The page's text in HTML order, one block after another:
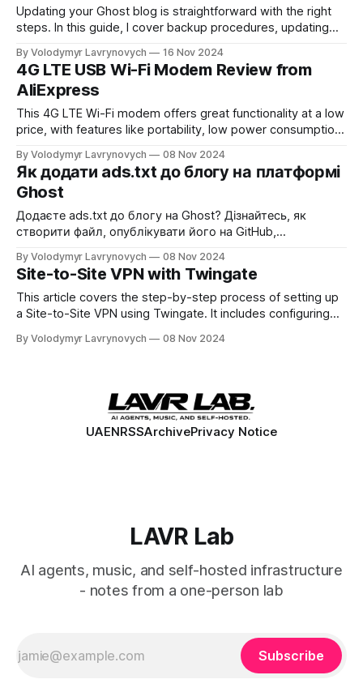
Updating your Ghost blog is straightforward with the right
steps. In this guide, I cover backup procedures, updating
everything works smoothly afterward. A quick and efficient
process for a seamless update.
By Volodymyr Lavrynovych 16 Nov 2024
4G LTE USB Wi-Fi Modem Review from
AliExpress
This 4G LTE Wi-Fi modem offers great functionality at a low
price, with features like portability, low power consumption,
be a concern for public networks. For personal use, it's a
great solution at a low cost.
By Volodymyr Lavrynovych 08 Nov 2024
Як додати ads.txt до блогу на платформі
Ghost
Додаєте ads.txt до блогу на Ghost? Дізнайтесь, як
створити файл, опублікувати його на GitHub,
перевірити коректність роботи. Це простий спосіб
забезпечити відповідність стандартам реклами для
вашого блогу.
By Volodymyr Lavrynovych 08 Nov 2024
Site-to-Site VPN with Twingate
This article covers the step-by-step process of setting up
a Site-to-Site VPN using Twingate. It includes configuring
between two networks, offering a reliable solution for
By Volodymyr Lavrynovych 08 Nov 2024
UAENRSSArchivePrivacy Notice
LAVR Lab
AI agents, music, and self-hosted infrastructure
- notes from a one-person lab
Subscribe